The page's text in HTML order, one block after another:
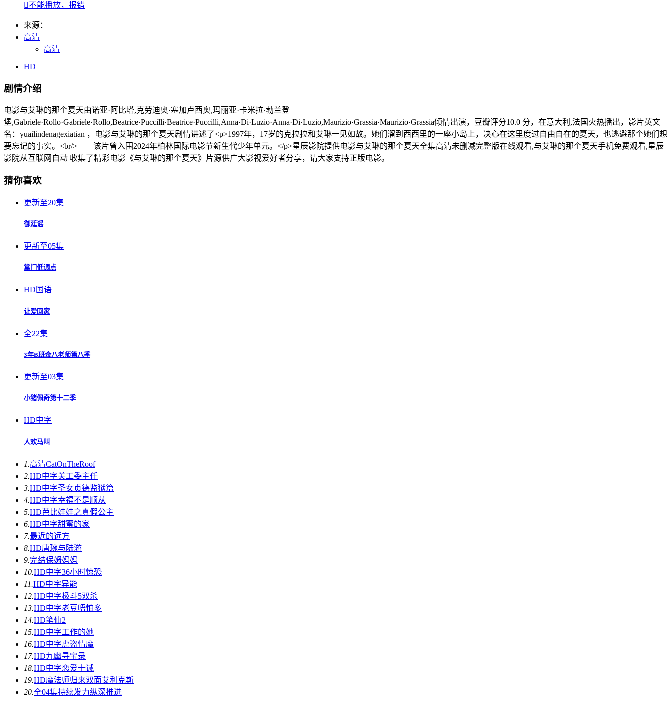
不能播放，报错
来源：
高清
高清
HD
剧情介绍
电影与艾琳的那个夏天由诺亚·阿比塔,克劳迪奥·塞加卢西奥,玛丽亚·卡米拉·勃兰登
堡,Gabriele·Rollo·Gabriele·Rollo,Beatrice·Puccilli·Beatrice·Puccilli,Anna·Di·Luzio·Anna·Di·Luzio,Maurizio·Grassia·Maurizio·Grassia倾情出演，豆瓣评分10.0 分，在意大利,法国火热播出，影片英文
名：yuailindenagexiatian ，电影与艾琳的那个夏天剧情讲述了<p>1997年，17岁的克拉拉和艾琳一见如故。她们溜到西西里的一座小岛上，决心在这里度过自由自在的夏天，也逃避那个她们想
要忘记的事实。<br/> 该片曾入围2024年柏林国际电影节新生代少年单元。</p>星辰影院提供电影与艾琳的那个夏天全集高清未删减完整版在线观看,与艾琳的那个夏天手机免费观看,星辰
影院从互联网自动 收集了精彩电影《与艾琳的那个夏天》片源供广大影视爱好者分享，请大家支持正版电影。
猜你喜欢
更新至20集
御廷谣
更新至05集
掌门低调点
HD国语
让爱回家
全22集
3年B班金八老师第八季
更新至03集
小猪佩奇第十二季
HD中字
人欢马叫
1.高清CatOnTheRoof
2.HD中字关工委主任
3.HD中字圣女贞德监狱篇
4.HD中字幸福不是顺从
5.HD芭比娃娃之真假公主
6.HD中字甜蜜的家
7.最近的远方
8.HD唐琬与陆游
9.完结保姆妈妈
10.HD中字36小时惊恐
11.HD中字异能
12.HD中字极斗5双杀
13.HD中字老豆唔怕多
14.HD笔仙2
15.HD中字工作的她
16.HD中字虎盗情魔
17.HD九幽寻宝录
18.HD中字恋爱十诫
19.HD魔法师归来双面艾利克斯
20.全04集持续发力纵深推进